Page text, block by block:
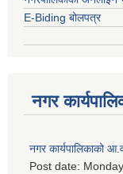
E-Biding बोलपत्र
नगर
नगर कार्यपालिकाको
Post date: